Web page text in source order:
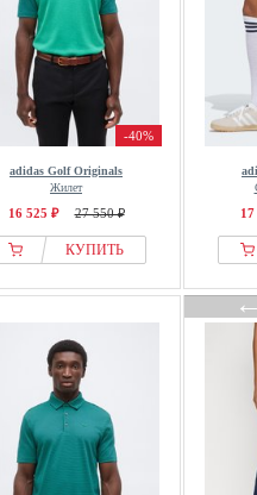
-40%
adidas Golf Originals
Жилет
16 525 ₽ 27 550 ₽
КУПИТЬ